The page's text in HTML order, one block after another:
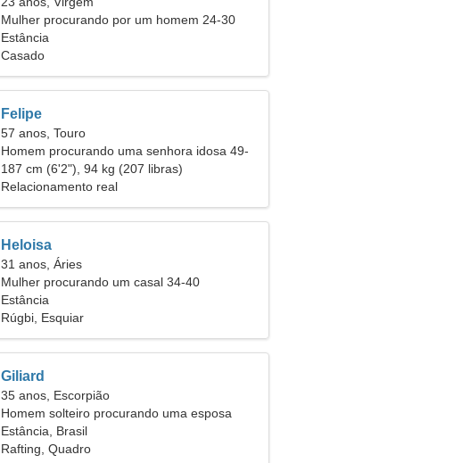
Mulher procurando por um homem 24-30
Estância
Casado
Felipe
57 anos, Touro
Homem procurando uma senhora idosa 49-
53
187 cm (6'2"), 94 kg (207 libras)
Relacionamento real
Heloisa
31 anos, Áries
Mulher procurando um casal 34-40
Estância
Rúgbi, Esquiar
Giliard
35 anos, Escorpião
Homem solteiro procurando uma esposa
Estância, Brasil
Rafting, Quadro